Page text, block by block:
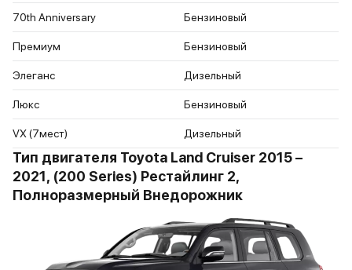
70th Anniversary Бензиновый
Премиум Бензиновый
Элеганс Дизельный
Люкс Бензиновый
VX (7мест) Дизельный
Тип двигателя Toyota Land Cruiser 2015 –
2021, (200 Series) Рестайлинг 2,
Полноразмерный Внедорожник